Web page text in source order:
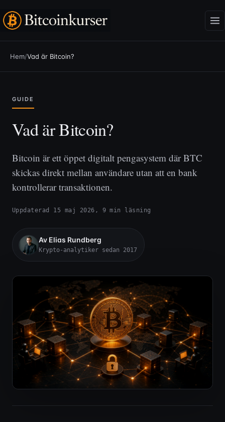
Hem/Vad är Bitcoin?
GUIDE
Vad är Bitcoin?
Bitcoin är ett öppet digitalt pengasystem där BTC
skickas direkt mellan användare utan att en bank
kontrollerar transaktionen.
Uppdaterad 15 maj 2026, 9 min läsning
Av Elias Rundberg
Krypto-analytiker sedan 2017